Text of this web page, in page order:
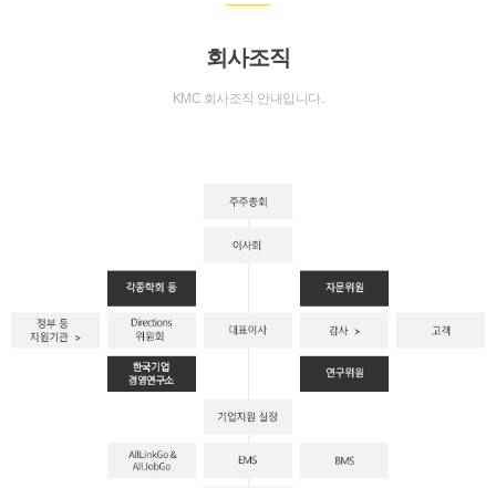
회사조직
KMC 회사조직 안내입니다.